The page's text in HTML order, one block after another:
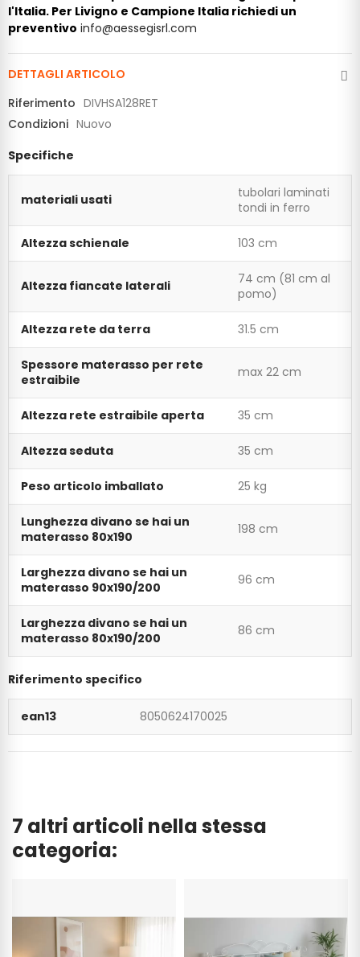
l'Italia. Per Livigno e Campione Italia richiedi un
preventivo info@aessegisrl.com
DETTAGLI ARTICOLO
Riferimento DIVHSA128RET
Condizioni Nuovo
Specifiche
materiali usati
tubolari laminati
tondi in ferro
Altezza schienale 103 cm
Altezza fiancate laterali
74 cm (81 cm al
pomo)
Altezza rete da terra 31.5 cm
Spessore materasso per rete
estraibile
max 22 cm
Altezza rete estraibile aperta 35 cm
Altezza seduta 35 cm
Peso articolo imballato 25 kg
Lunghezza divano se hai un
materasso 80x190
198 cm
Larghezza divano se hai un
materasso 90x190/200
96 cm
Larghezza divano se hai un
materasso 80x190/200
86 cm
Riferimento specifico
ean13 8050624170025
7 altri articoli nella stessa
categoria: